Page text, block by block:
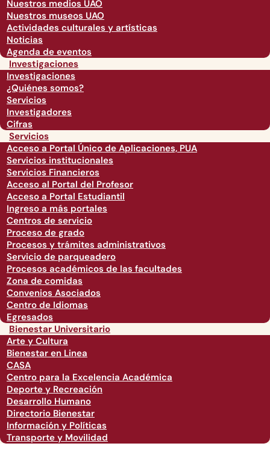
Nuestros medios UAO
Nuestros museos UAO
Actividades culturales y artísticas
Noticias
Agenda de eventos
Investigaciones
Investigaciones
¿Quiénes somos?
Servicios
Investigadores
Cifras
Servicios
Acceso a Portal Único de Aplicaciones, PUA
Servicios institucionales
Servicios Financieros
Acceso al Portal del Profesor
Acceso a Portal Estudiantil
Ingreso a más portales
Centros de servicio
Proceso de grado
Procesos y trámites administrativos
Servicio de parqueadero
Procesos académicos de las facultades
Zona de comidas
Convenios Asociados
Centro de Idiomas
Egresados
Bienestar Universitario
Arte y Cultura
Bienestar en Linea
CASA
Centro para la Excelencia Académica
Deporte y Recreación
Desarrollo Humano
Directorio Bienestar
Información y Políticas
Transporte y Movilidad